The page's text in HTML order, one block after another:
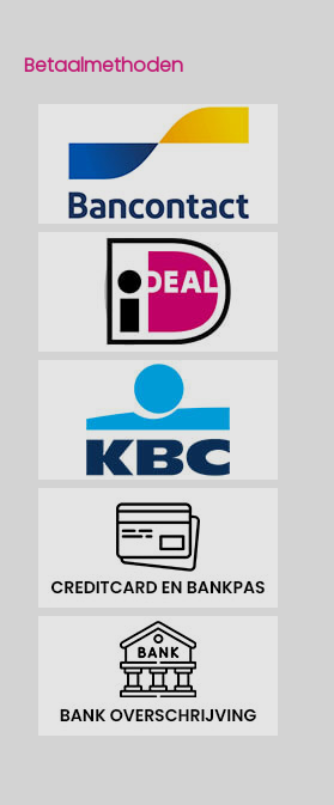
Betaalmethoden